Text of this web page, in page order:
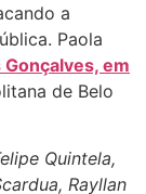
a
Paola
em
de Belo
Quintela,
Rayllan